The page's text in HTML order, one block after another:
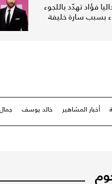
فؤاد تهدّد باللجوء
بسبب سارة خليفة
أخبار المشاهير خالد يوسف